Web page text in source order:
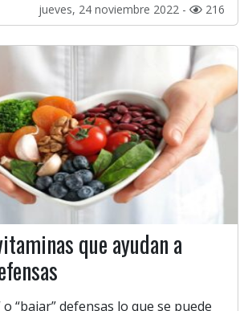
jueves, 24 noviembre 2022 - 216
que ayudan a
o “bajar” defensas lo que se puede